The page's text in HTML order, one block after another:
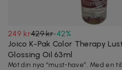
249 kr429 kr-42%
Joico K-Pak Color Therapy
Glossing Oil 63ml
Möt din nya “must-have”. Med en